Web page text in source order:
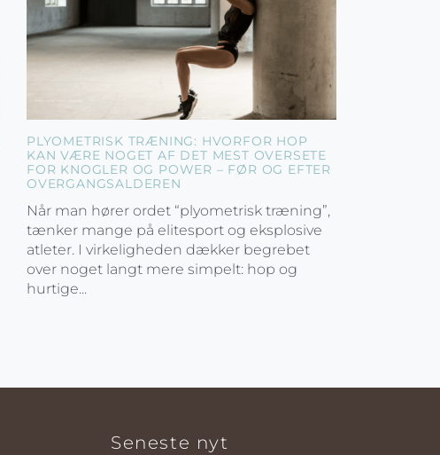
PLYOMETRISK TRÆNING: HVORFOR HOP
KAN VÆRE NOGET AF DET MEST OVERSETE
FOR KNOGLER OG POWER – FØR OG EFTER
OVERGANGSALDEREN
Når man hører ordet “plyometrisk træning”,
tænker mange på elitesport og eksplosive
atleter. I virkeligheden dækker begrebet
over noget langt mere simpelt: hop og
hurtige...
Seneste nyt